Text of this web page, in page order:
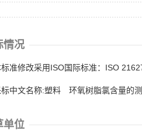
情况
准修改采用ISO国际标准：ISO
中文名称:塑料 环氧树脂氯含量的测
单位